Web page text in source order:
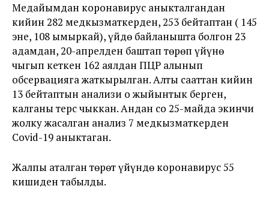
Медайымдан коронавирус аныкталгандан
кийин 282 медкызматкерден, 253 бейтаптан ( 145
эне, 108 ымыркай), үйдө байланышта болгон 23
адамдан, 20-апрелден баштап төрөп үйүнө
чыгып кеткен 162 аялдан ПЦР алынып
обсервацияга жаткырылган. Алты сааттан кийин
13 бейтаптын анализи оң жыйынтык берген,
калганы терс чыккан. Андан соң 25-майда экинчи
жолку жасалган анализ 7 медкызматкерден
Covid-19 аныктаган.
Жалпы аталган төрөт үйүндө коронавирус 55
кишиден табылды.